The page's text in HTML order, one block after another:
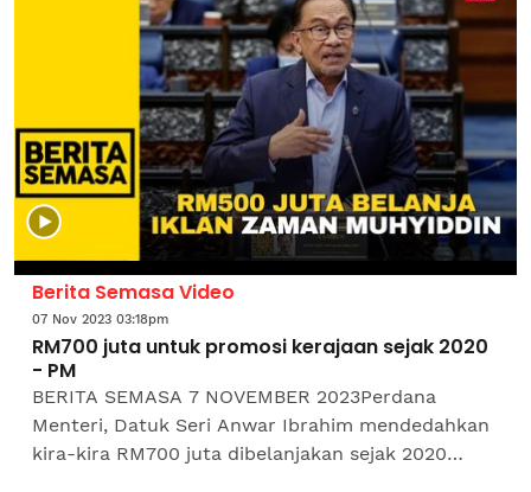
Berita Semasa Video
07 Nov 2023 03:18pm
RM700 juta untuk promosi kerajaan sejak 2020
- PM
BERITA SEMASA 7 NOVEMBER 2023Perdana
Menteri, Datuk Seri Anwar Ibrahim mendedahkan
kira-kira RM700 juta dibelanjakan sejak 2020